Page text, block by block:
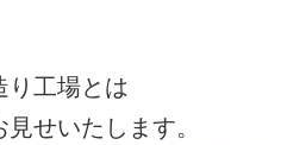
り工場とは
せいたします。